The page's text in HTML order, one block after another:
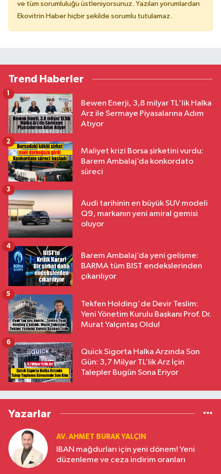
ve tüm sorumluluğu üstleniyorsunuz. Yazılan yorumlardan
Ekovitrin Haber hiçbir şekilde sorumlu tutulamaz.
Trend Haberler
Bewen Enerji, 3,8 milyar TL'lik Halka
Arz ile Sermaye Piyasalarına Adım
Atıyor
1
Maliyet krizi Borsa şirketini vurdu:
Barem Ambalaj’da konkordato
süreci
2
Audi tarihinin en büyük SUV modeli
Q9, markanın yeni amiral gemisi
oluyor
3
Barem Ambalaj’da yeni gelişme:
BARMA tüm BIST endekslerinden
çıkarılıyor
4
Tekfen Holding'de Devir Teslim:
Yeni Yönetim Kurulu Başkanı Prof. Dr.
Murat Yalçıntaş Oldu!
5
Quick Sigorta Halka Arzında Son
Gün: 3,7 Milyar TL’lik Arz İçin
Talepler Bugün Sona Eriyor
6
Yazarlar
AV. AHMET BURAK YALÇIN
IBAN mağdurları için yeni dönem! Yeni
düzenleme ve ceza indirim oranları